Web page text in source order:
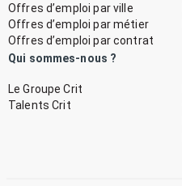
Offres d’emploi par ville
Offres d’emploi par métier
Offres d’emploi par contrat
Qui sommes-nous ?
Le Groupe Crit
Talents Crit